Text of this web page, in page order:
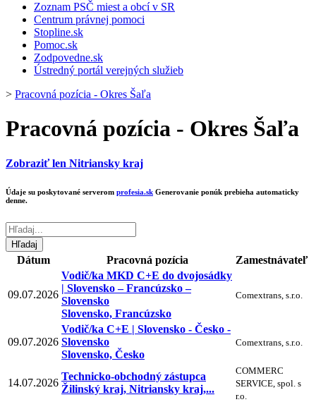
Zoznam PSČ miest a obcí v SR
Centrum právnej pomoci
Stopline.sk
Pomoc.sk
Zodpovedne.sk
Ústredný portál verejných služieb
> Pracovná pozícia - Okres Šaľa
Pracovná pozícia - Okres Šaľa
Zobraziť len Nitriansky kraj
Údaje su poskytované serverom profesia.sk Generovanie ponúk prebieha automaticky
denne.
Dátum Pracovná pozícia Zamestnávateľ
09.07.2026
Vodič/ka MKD C+E do dvojosádky
| Slovensko – Francúzsko –
Slovensko
Slovensko, Francúzsko
Comextrans, s.r.o.
09.07.2026
Vodič/ka C+E | Slovensko - Česko -
Slovensko
Slovensko, Česko
Comextrans, s.r.o.
14.07.2026
Technicko-obchodný zástupca
Žilinský kraj, Nitriansky kraj,...
COMMERC
SERVICE, spol. s
r.o.